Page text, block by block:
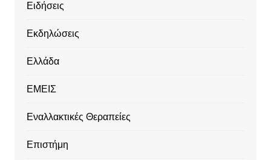
Ειδήσεις
Εκδηλώσεις
Ελλάδα
ΕΜΕΙΣ
Εναλλακτικές Θεραπείες
Επιστήμη